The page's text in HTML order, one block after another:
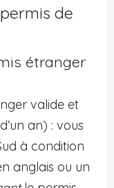
de
étranger
valide et
an) : vous
à condition
anglais ou un